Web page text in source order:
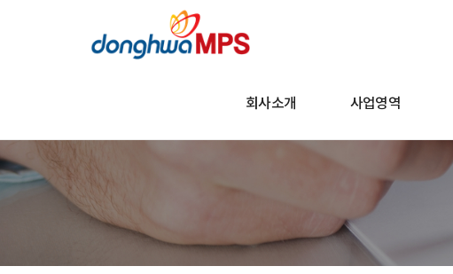
회사소개 사업영역